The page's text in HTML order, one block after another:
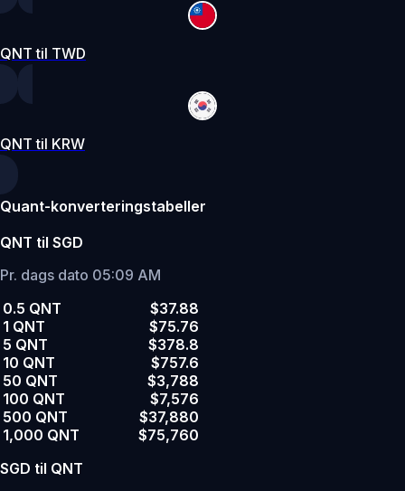
QNT til TWD
QNT til KRW
Quant-konverteringstabeller
QNT til SGD
Pr. dags dato 05:09 AM
0.5 QNT
$37.88
1 QNT
$75.76
5 QNT
$378.8
10 QNT
$757.6
50 QNT
$3,788
100 QNT
$7,576
500 QNT
$37,880
1,000 QNT
$75,760
SGD til QNT